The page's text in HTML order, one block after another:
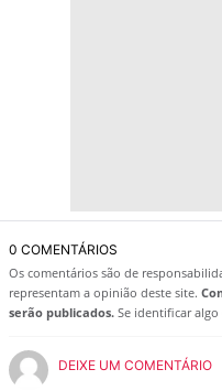
0 COMENTÁRIOS
Os comentários são de
representam a opinião deste site.
serão publicados. Se identificar
DEIXE UM COMENTÁRIO